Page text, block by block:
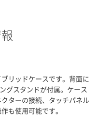
リッドケースです。背面に
グスタンドが付属。ケース
ターの接続、タッチパネル
も使用可能です。